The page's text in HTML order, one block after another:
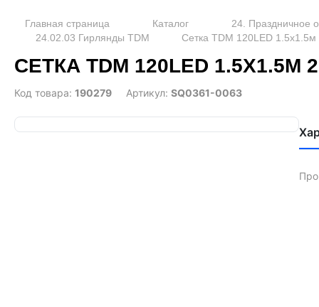
Главная страница Каталог
24. Праздничное
24.02.03 Гирлянды TDM
Сетка TDM 120LED
СЕТКА TDM 120LED
Код товара: 190279 Артикул: SQ0361-0063